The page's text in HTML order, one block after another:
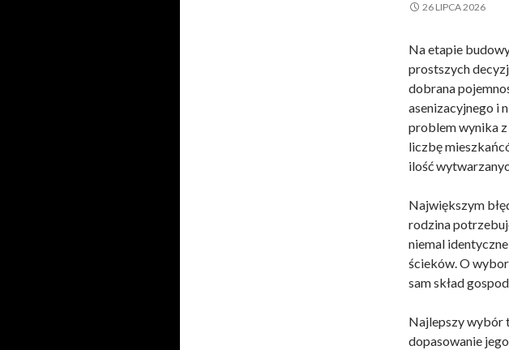
26 LIPCA 2026
Na etapie
prostszych
dobrana
asenizacyjnego i
problem wynika
liczbę
ilość
Największym
rodzina
niemal
ścieków. O
sam skład
Najlepszy wybór
dopasowanie